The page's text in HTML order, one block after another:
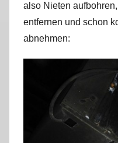
also Nieten
entfernen und schon
abnehmen: